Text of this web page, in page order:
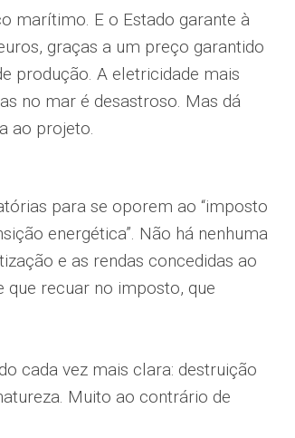
marítimo. E o Estado garante à
graças a um preço garantido
produção. A eletricidade mais
no mar é desastroso. Mas dá
ao projeto.
para se oporem ao “imposto
energética”. Não há nenhuma
e as rendas concedidas ao
que recuar no imposto, que
cada vez mais clara: destruição
Muito ao contrário de